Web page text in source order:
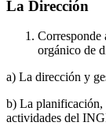
La Dirección
orgánico de
a) La dirección y
b) La planificación,
actividades del